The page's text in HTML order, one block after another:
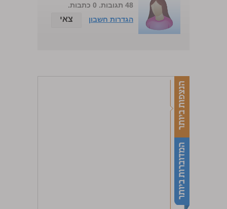
48 תגובות. 0 כתבות.
הגדרות חשבון
צאי